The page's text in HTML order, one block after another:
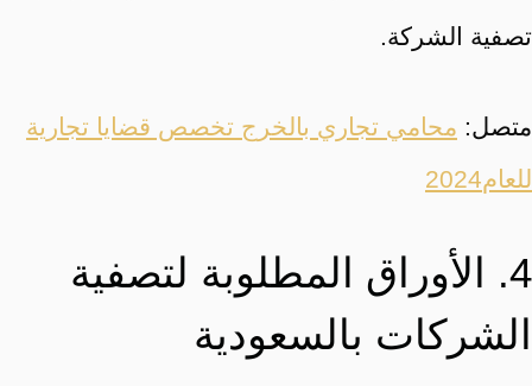
تصفية الشركة.
متصل: محامي تجاري بالخرج تخصص قضايا تجارية
للعام2024
4. الأوراق المطلوبة لتصفية
الشركات بالسعودية